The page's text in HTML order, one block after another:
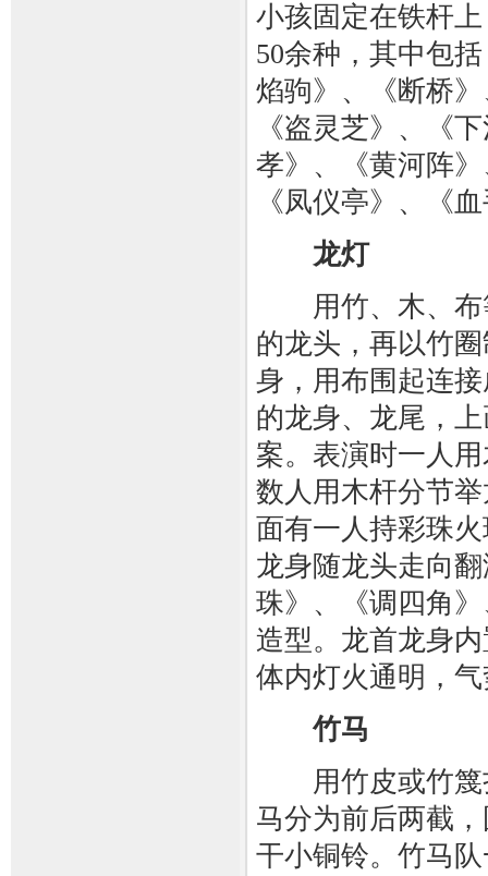
小孩固定在铁杆
50余种，其中包
焰驹》、《断桥
《盗灵芝》、《
孝》、《黄河阵
《凤仪亭》、《
龙灯
用竹、木、布
的龙头，再以竹
身，用布围起连
的龙身、龙尾，
案。表演时一人
数人用木杆分节
面有一人持彩珠
龙身随龙头走向
珠》、《调四角
造型。龙首龙身
体内灯火通明，
竹马
用竹皮或竹篾
马分为前后两截
干小铜铃。竹马